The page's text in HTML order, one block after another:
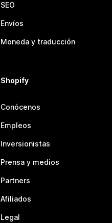
SEO
Envíos
Moneda y traducción
Shopify
Conócenos
Empleos
Inversionistas
Prensa y medios
Partners
Afiliados
Legal